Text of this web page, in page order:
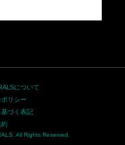
について
リシー
づく表記
約
All Rights Reserved.